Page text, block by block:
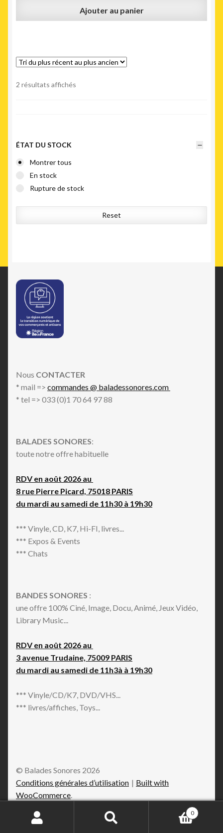
Ajouter au panier
2 résultats affichés
ÉTAT DU STOCK
Montrer tous
En stock
Rupture de stock
Reset
Nous CONTACTER
* mail => commandes @ baladessonores.com
* tel => 033 (0)1 70 64 97 88
BALADES SONORES:
toute notre offre habituelle
RDV en août 2026 au
8 rue Pierre Picard, 75018 PARIS
du mardi au samedi de 11h30 à 19h30
*** Vinyle, CD, K7, Hi-FI, livres...
*** Expos & Events
*** Chats
BANDES SONORES :
une offre 100% Ciné, Image, Docu, Animé, Jeux Vidéo,
Library Music...
RDV en août 2026 au
3 avenue Trudaine, 75009 PARIS
du mardi au samedi de 11h3à à 19h30
*** Vinyle/CD/K7, DVD/VHS...
*** livres/affiches, Toys...
© Balades Sonores 2026
Conditions générales d’utilisation
Built with
WooCommerce.
Recherche
Recherche
0